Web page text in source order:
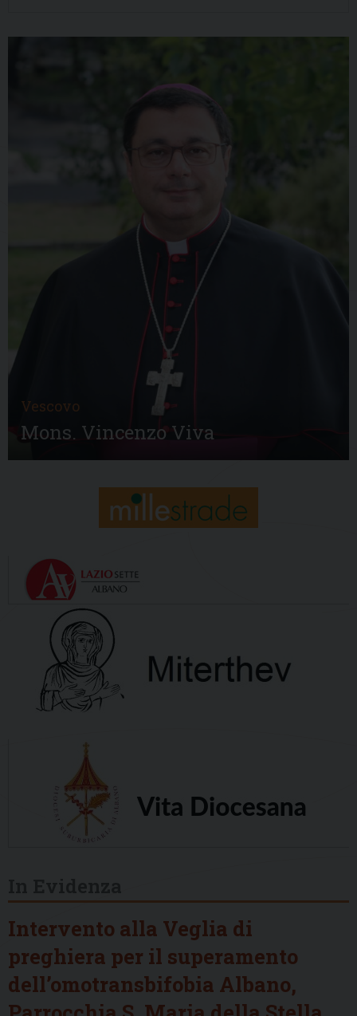
Vescovo
Mons. Vincenzo Viva
Intervento alla Veglia di
preghiera per il superamento
dell’omotransbifobia Albano,